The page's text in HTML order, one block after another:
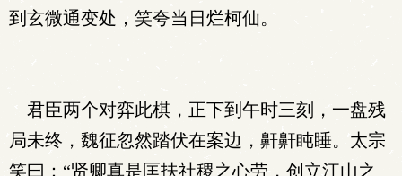
到玄微通变处，笑夸当日烂柯仙。
君臣两个对弈此棋，正下到午时三刻，一盘残
局未终，魏征忽然踏伏在案边，鼾鼾盹睡。太宗
笑曰：“贤卿真是匡扶社稷之心劳，创立江山之